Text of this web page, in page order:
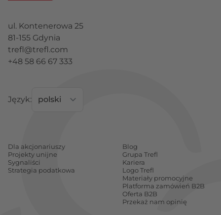
ul. Kontenerowa 25
81-155 Gdynia
trefl@trefl.com
+48 58 66 67 333
Język:
Dla akcjonariuszy
Projekty unijne
Sygnaliści
Strategia podatkowa
Blog
Grupa Trefl
Kariera
Logo Trefl
Materiały promocyjne
Platforma zamówień B2B
Oferta B2B
Przekaż nam opinię